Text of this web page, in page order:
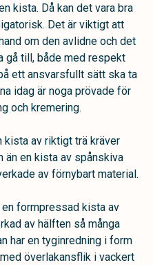
kista. Då kan det vara bra
Det är viktigt att
om den avlidne och det
gå till, både med respekt
ett ansvarsfullt sätt ska ta
idag är noga prövade för
och kremering.
kista av riktigt trä kräver
än en kista av spånskiva
av förnybart material.
formpressad kista av
av hälften så många
har en tyginredning i form
överlakansflik i vackert